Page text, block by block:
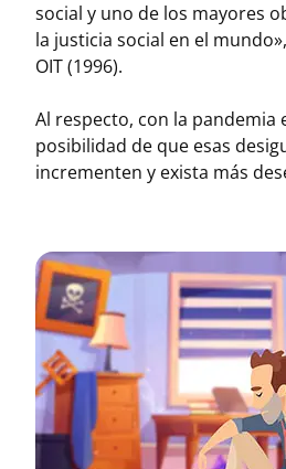
social y uno de los mayores
la justicia social en el
OIT (1996).
Al respecto, con la pandemia
posibilidad de que esas
incrementen y exista más